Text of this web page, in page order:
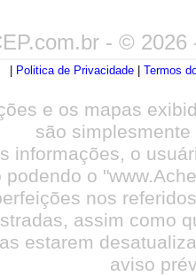
- © 2026
Politica de Privacidade Termos
e os mapas
são
informações, o
o
nos
assim como
estarem
aviso